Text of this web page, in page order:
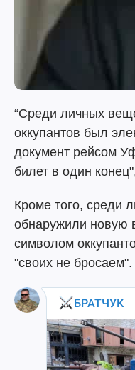
“Среди личных
оккупантов был
документ рейсом
билет в один
Кроме того, среди
обнаружили новую
символом
"своих не бросаем".